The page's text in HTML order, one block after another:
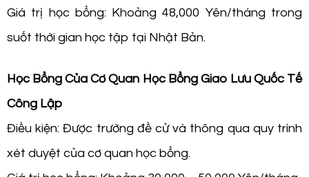
Giá trị học bổng: Khoảng 48,000 Yên/tháng trong
suốt thời gian học tập tại Nhật Bản.
Học Bổng Của Cơ Quan Học Bổng Giao Lưu Quốc Tế
Công Lập
Điều kiện: Được trường đề cử và thông qua quy trình
xét duyệt của cơ quan học bổng.